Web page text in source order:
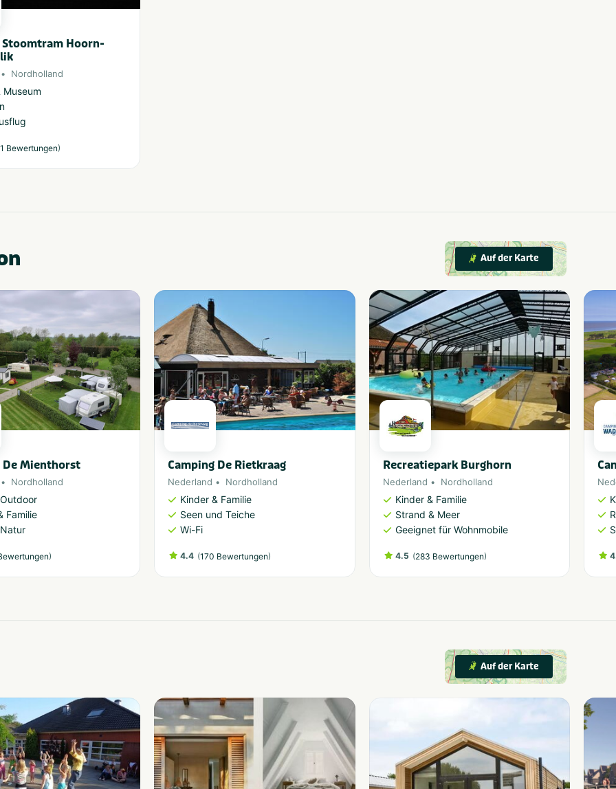
Stoomtram Hoorn-
Nordholland
Museum
Bewertungen)
Auf der Karte
De Mienthorst
Nordholland
Familie
)
Camping De Rietkraag
Nederland Nordholland
Kinder & Familie
Seen und Teiche
Wi-Fi
4.4 (170 Bewertungen)
Recreatiepark Burghorn
Nederland Nordholland
Kinder & Familie
Strand & Meer
Geeignet für Wohnmobile
4.5 (283 Bewertungen)
Auf der Karte